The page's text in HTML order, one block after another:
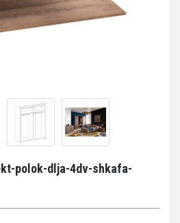
polok-dlja-4dv-shkafa-